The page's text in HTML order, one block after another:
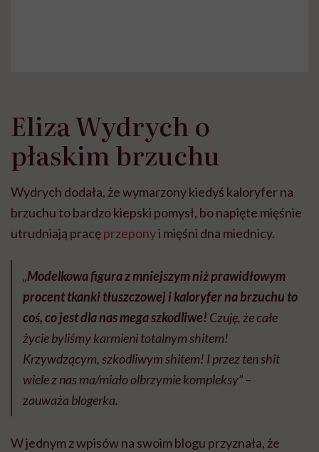
Eliza Wydrych o
płaskim brzuchu
Wydrych dodała, że wymarzony kiedyś kaloryfer na
brzuchu to bardzo kiepski pomysł, bo napięte mięśnie
utrudniają pracęprzeponyi mięśni dna miednicy.
„Modelkowa figura z mniejszym niż prawidłowym
procent tkanki tłuszczowej i kaloryfer na brzuchu to
coś, co jest dla nas mega szkodliwe! Czuję, że całe
życie byliśmy karmieni totalnym shitem!
Krzywdzącym, szkodliwym shitem! I przez ten shit
wiele z nas ma/miało olbrzymie kompleksy” –
zauważa blogerka.
W jednym z wpisów na swoim blogu przyznała, że